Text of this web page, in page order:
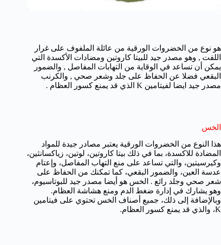
هو نوع من الخضروات الورقية من عائلة الملفوف على غرار
اللفت , وهو مصدر جيد للبيتا كاروتين ومضادات الأكسدة التي
يمكن أن تساعد في الوقاية من التهابات المفاصل , والضمور
البقعي فضلا عن الحفاظ على جلد وشعر صحي , والكرنب
مصدر جيد ايضا لفيتامين K الذي قد يمنع كسور العظام .
الخس
هذا النوع من الخضروات الورقية يعتبر مصادر جيدة للمواد
المضادة للاكسدة، بما في ذلك بيتا كاروتين، لوتين، زياكسانثين،
وكيرسيتين، والتي تساعد على منع التهاب المفاصل، وإعتام
عدسة العين، والضمور البقعي، كما تمكنك من الحفاظ على
شعر صحي وجلد رائع . الخس هو أيضا مصدر جيد للبوتاسيوم،
وهو يشارك في إدارة ضغط الدم ومنع هشاشة العظام.
وبالإضافة إلى ذلك، جميع أصناف الخس تحتوي على فيتامين
K، والذي قد يمنع كسور العظام.